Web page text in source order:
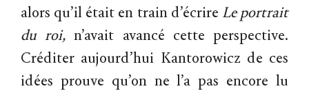
alors qu’il était en train d’écrire Le portrait
du roi, n’avait avancé cette perspective.
Créditer aujourd’hui Kantorowicz de ces
idées prouve qu’on ne l’a pas encore lu